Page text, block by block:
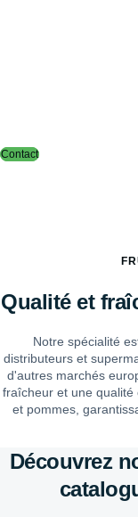
Contact
Qualité et
Notre spécialité
distributeurs et
d'autres marchés
fraîcheur et une qualité
et pommes,
Découvrez